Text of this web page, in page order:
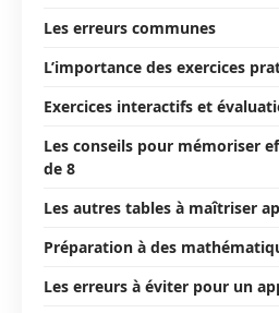
Les erreurs communes
L’importance des exercices
Exercices interactifs et
Les conseils pour mémoriser
de 8
Les autres tables à maîtriser
Préparation à des
Les erreurs à éviter pour un